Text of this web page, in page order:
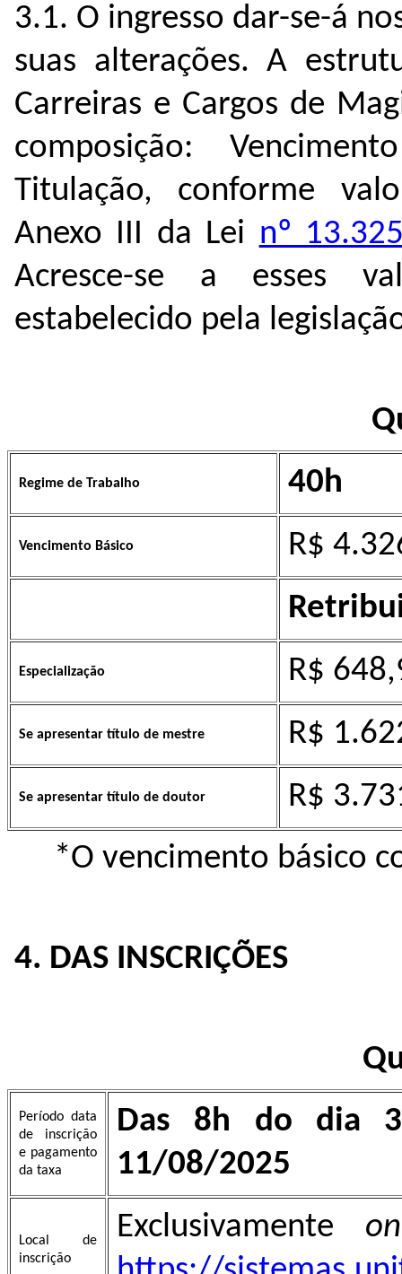
3.1. O ingresso dar-se-á
suas alterações. A
Carreiras e Cargos de
composição:
Titulação, conforme
Anexo III da Lei nº
Acresce-se a esses
estabelecido pela
Regime de Trabalho 40h
Vencimento Básico
R$
Especialização R$
Se apresentar título de mestre R$
Se apresentar título de doutor
R$
*O vencimento básico
4. DAS INSCRIÇÕES
Período data
de inscrição
e pagamento
da taxa
Das 8h do dia
11/08/2025
Local de
inscrição
Exclusivamente